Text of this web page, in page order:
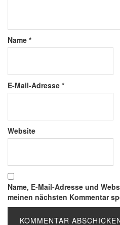
Name *
E-Mail-Adresse *
Website
Name, E-Mail-Adresse und
meinen nächsten Kommentar